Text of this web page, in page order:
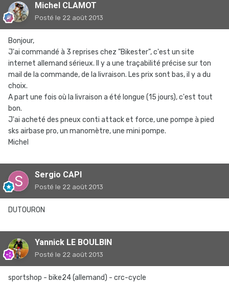
Michel CLAMOT
Posté le 22 août 2013
Bonjour,
J'ai commandé à 3 reprises chez "Bikester", c'est un site
internet allemand sérieux. Il y a une traçabilité précise sur ton
mail de la commande, de la livraison. Les prix sont bas, il y a du
choix.
A part une fois où la livraison a été longue (15 jours), c'est tout
bon.
J'ai acheté des pneux conti attack et force, une pompe à pied
sks airbase pro, un manomètre, une mini pompe.
Michel
Sergio CAPI
Posté le 22 août 2013
DUTOURON
Yannick LE BOULBIN
Posté le 22 août 2013
sportshop - bike24 (allemand) - crc-cycle